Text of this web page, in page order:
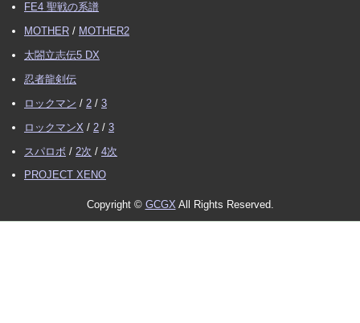
FE4 聖戦の系譜
MOTHER / MOTHER2
太閤立志伝5 DX
忍者龍剣伝
ロックマン / 2 / 3
ロックマンX / 2 / 3
スパロボ / 2次 / 4次
PROJECT XENO
Copyright © GCGXAll Rights Reserved.